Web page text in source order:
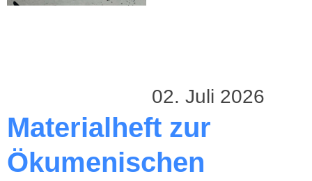
02. Juli 2026
Materialheft zur
Ökumenischen